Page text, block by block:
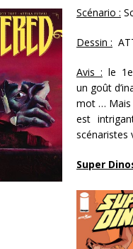
Scénario :
Dessin :
Avis : le
un goût
mot … Mais
est
scénaristes
Super